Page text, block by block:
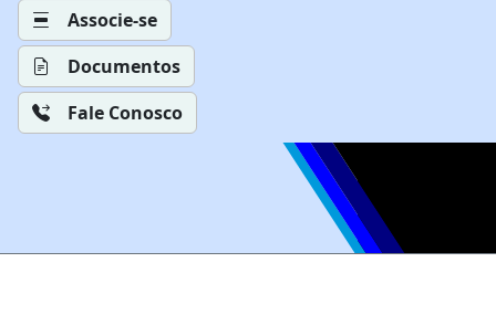
Associe-se
Documentos
Fale Conosco